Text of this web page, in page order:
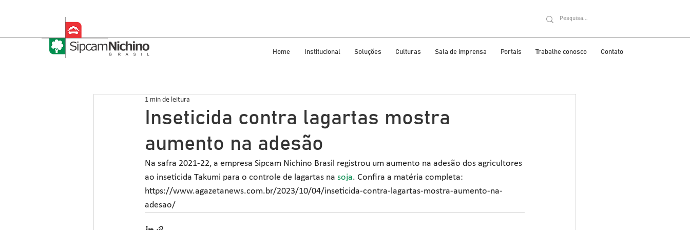
Home Institucional Soluções Culturas Sala de imprensa Portais Trabalhe conosco Contato
Inseticida contra lagartas mostra
aumento na adesão
1 min de leitura
Na safra 2021-22, a empresa Sipcam Nichino Brasil registrou um aumento na adesão dos agricultores
ao inseticida Takumi para o controle de lagartas na soja. Confira a matéria completa:
https://www.agazetanews.com.br/2023/10/04/inseticida-contra-lagartas-mostra-aumento-na-
adesao/